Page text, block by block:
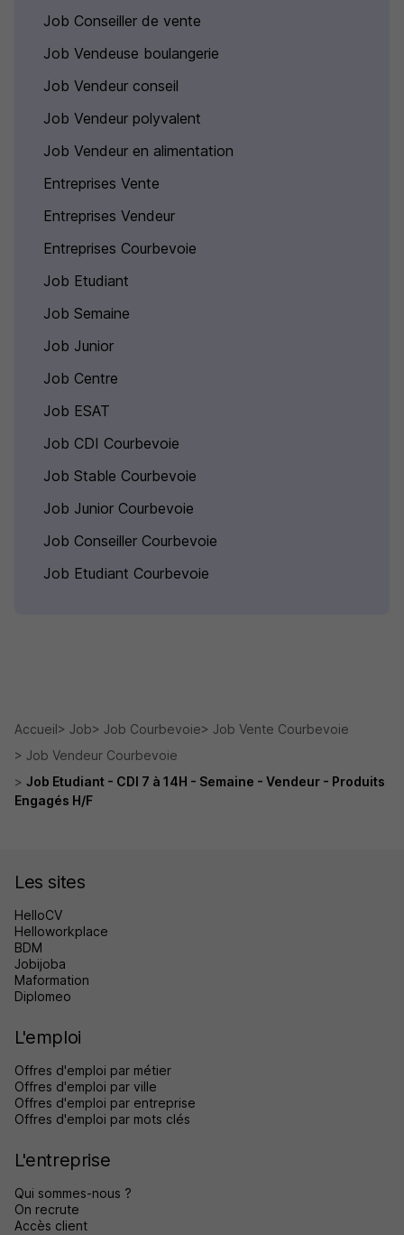
Job Conseiller de vente
Job Vendeuse boulangerie
Job Vendeur conseil
Job Vendeur polyvalent
Job Vendeur en alimentation
Entreprises Vente
Entreprises Vendeur
Entreprises Courbevoie
Job Etudiant
Job Semaine
Job Junior
Job Centre
Job ESAT
Job CDI Courbevoie
Job Stable Courbevoie
Job Junior Courbevoie
Job Conseiller Courbevoie
Job Etudiant Courbevoie
Accueil Job Job Courbevoie
Job Vente Courbevoie
Job Vendeur Courbevoie
Job Etudiant - CDI 7 à 14H - Semaine - Vendeur - Produits
Engagés H/F
Les sites
HelloCV
Helloworkplace
BDM
Jobijoba
Maformation
Diplomeo
L'emploi
Offres d'emploi par métier
Offres d'emploi par ville
Offres d'emploi par entreprise
Offres d'emploi par mots clés
L'entreprise
Qui sommes-nous ?
On recrute
Accès client